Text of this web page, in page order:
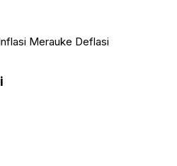
Merauke Deflasi